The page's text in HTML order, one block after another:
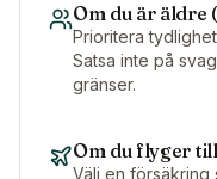
Om du är
Prioritera
Satsa inte på
gränser.
Om du flyger
Välj en försäkring